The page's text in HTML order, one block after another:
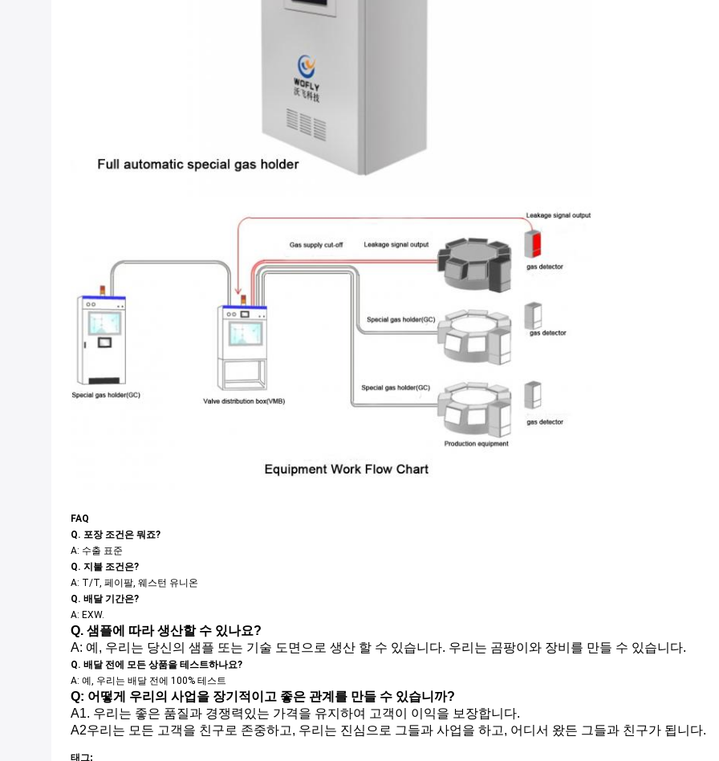
FAQ
Q. 포장 조건은 뭐죠?
A: 수출 표준
Q. 지불 조건은?
A: T/T, 페이팔, 웨스턴 유니온
Q. 배달 기간은?
A: EXW.
Q. 샘플에 따라 생산할 수 있나요?
A: 예, 우리는 당신의 샘플 또는 기술 도면으로 생산 할 수 있습니다. 우리는 곰팡이와 장비를 만들 수 있습니다.
Q. 배달 전에 모든 상품을 테스트하나요?
A: 예, 우리는 배달 전에 100% 테스트
Q: 어떻게 우리의 사업을 장기적이고 좋은 관계를 만들 수 있습니까?
A1. 우리는 좋은 품질과 경쟁력있는 가격을 유지하여 고객이 이익을 보장합니다.
A2우리는 모든 고객을 친구로 존중하고, 우리는 진심으로 그들과 사업을 하고, 어디서 왔든 그들과 친구가 됩니다.
태그: